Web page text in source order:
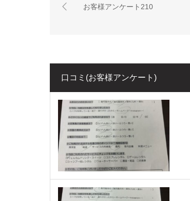
お客様アンケート210
口コミ(お客様アンケート)